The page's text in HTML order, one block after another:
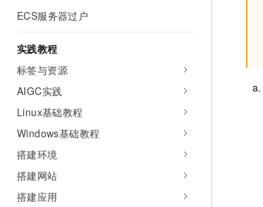
ECS服务器过户
实践教程
标签与资源
AIGC实践
Linux基础教程
Windows基础教程
搭建环境
搭建网站
搭建应用